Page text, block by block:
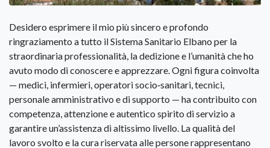
Desidero esprimere il mio più sincero e profondo
ringraziamento a tutto il Sistema Sanitario Elbano per la
straordinaria professionalità, la dedizione e l’umanità che ho
avuto modo di conoscere e apprezzare. Ogni figura coinvolta
— medici, infermieri, operatori socio‑sanitari, tecnici,
personale amministrativo e di supporto — ha contribuito con
competenza, attenzione e autentico spirito di servizio a
garantire un’assistenza di altissimo livello. La qualità del
lavoro svolto e la cura riservata alle persone rappresentano